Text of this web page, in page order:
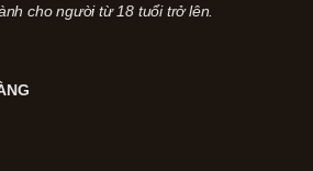
cho người từ 18 tuổi trở lên.